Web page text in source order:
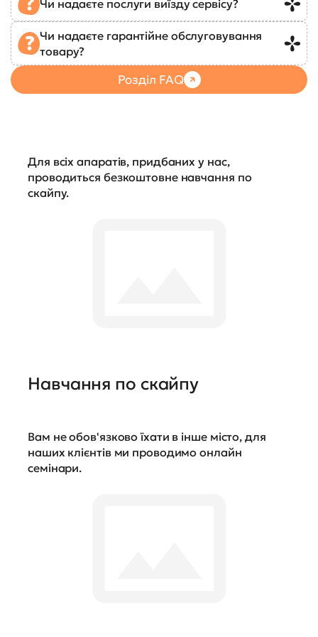
Чи надаєте послуги виїзду сервісу?
Чи надаєте гарантійне обслуговування
товару?
Розділ FAQ
Для всіх апаратів, придбаних у нас,
проводиться безкоштовне навчання по
скайпу.
Навчання по скайпу
Вам не обов'язково їхати в інше місто, для
наших клієнтів ми проводимо онлайн
семінари.